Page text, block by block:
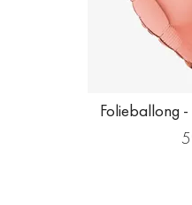
Folieballong